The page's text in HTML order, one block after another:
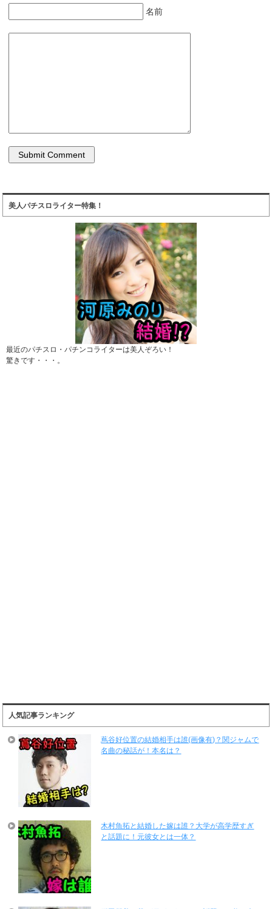
名前
美人パチスロライター特集！
最近のパチスロ・パチンコライターは美人ぞろい！
驚きです・・・。
人気記事ランキング
蔦谷好位置の結婚相手は誰(画像有)？関ジャムで
名曲の秘話が！本名は？
木村魚拓と結婚した嫁は誰？大学が高学歴すぎ
と話題に！元彼女とは一体？